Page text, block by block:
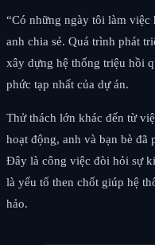
“Có những ngày tôi làm việc
anh chia sẻ. Quá trình phát
xây dựng hệ thống triệu hồi
phức tạp nhất của dự án.
Thử thách lớn khác đến từ
hoạt động, anh và bạn bè đã
Đây là công việc đòi hỏi sự
là yếu tố then chốt giúp hệ
hảo.